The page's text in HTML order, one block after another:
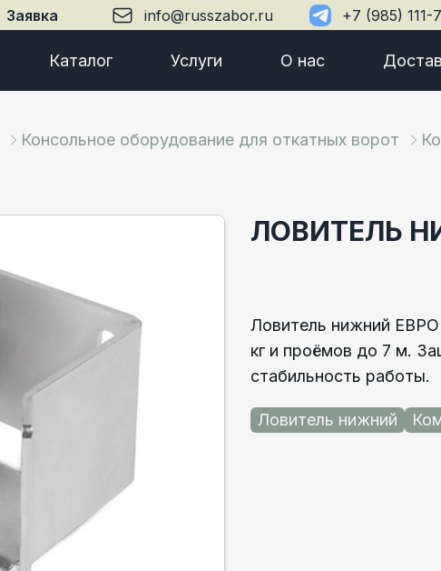
Заявка info@russzabor.ru +7 (985) 111-
Каталог Услуги О нас
Консольное оборудование для откатных ворот
ЛОВИТЕЛЬ
Ловитель нижний ЕВРО
кг и проёмов до 7 м.
стабильность работы.
Ловитель нижний